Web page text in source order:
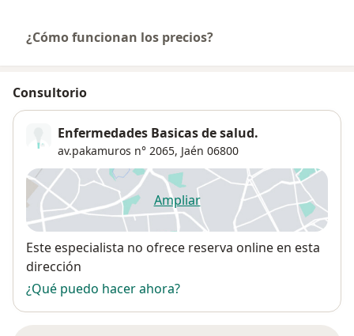
¿Cómo funcionan los precios?
Consultorio
Enfermedades Basicas de salud.
av.pakamuros n° 2065, Jaén 06800
Ampliarse abre en una nueva
Disponibilidad
Este especialista no ofrece reserva online en esta
dirección
¿Qué puedo hacer ahora?